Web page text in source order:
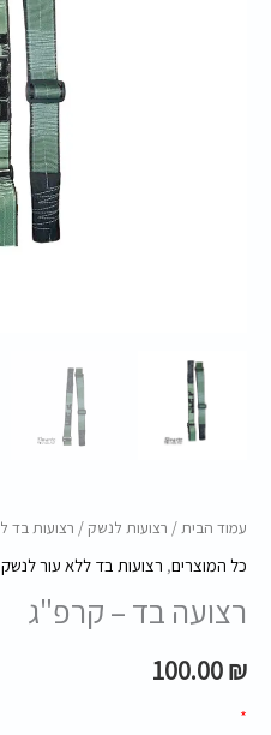
עמוד הבית/ רצועות לנשק / רצועות בד
כל המוצרים, רצועות בד ללא עור לנשק
רצועה בד – קרפ"ג
100.00₪
*